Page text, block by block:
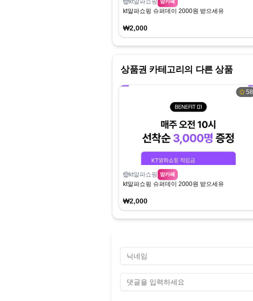
kt알파쇼핑 맘카페
kt알파쇼핑 슈퍼데이 2000원 받으세유
₩2,000
상품권 카테고리의 다른 상품
58
kt알파쇼핑 맘카페
kt알파쇼핑 슈퍼데이 2000원 받으세유
₩2,000